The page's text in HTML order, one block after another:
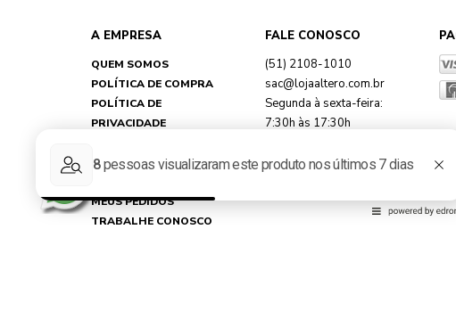
A EMPRESA
QUEM SOMOS
POLÍTICA DE COMPRA
POLÍTICA DE
PRIVACIDADE
FAQ
MEUS PEDIDOS
TRABALHE CONOSCO
FALE CONOSCO
(51) 2108-1010
sac@lojaaltero.com.br
Segunda à sexta-feira:
7:30h às 17:30h